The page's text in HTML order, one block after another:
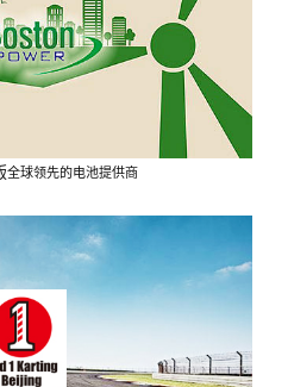
全球领先的电池提供商